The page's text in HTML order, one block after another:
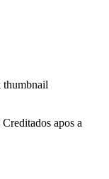
Creditados apos a